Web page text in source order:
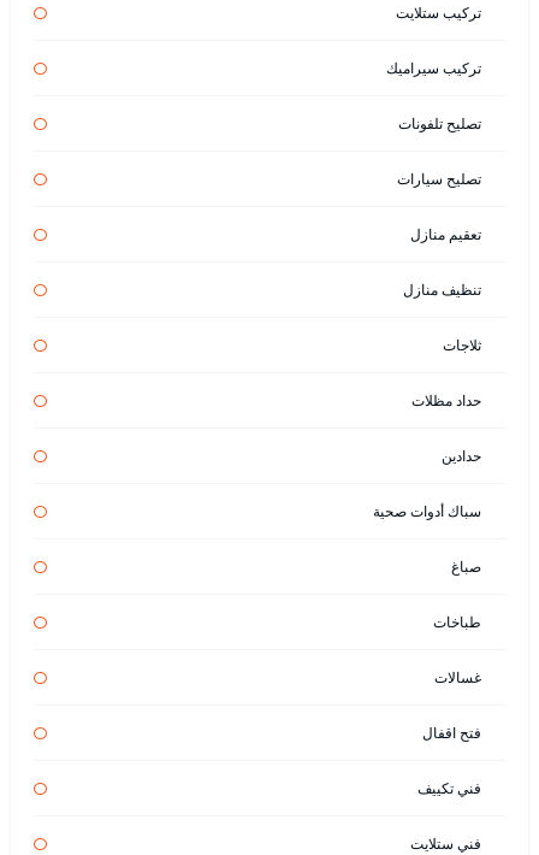
تركيب ستلايت
تركيب سيراميك
تصليح تلفونات
تصليح سيارات
تعقيم منازل
تنظيف منازل
ثلاجات
حداد مظلات
حدادين
سباك أدوات صحية
صباغ
طباخات
غسالات
فتح اقفال
فني تكييف
فني ستلايت